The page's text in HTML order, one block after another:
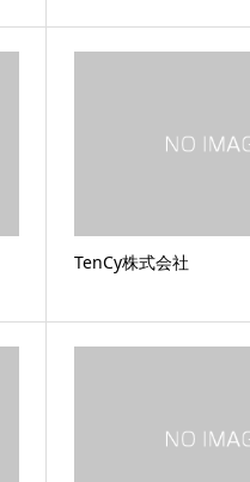
TenCy株式会社